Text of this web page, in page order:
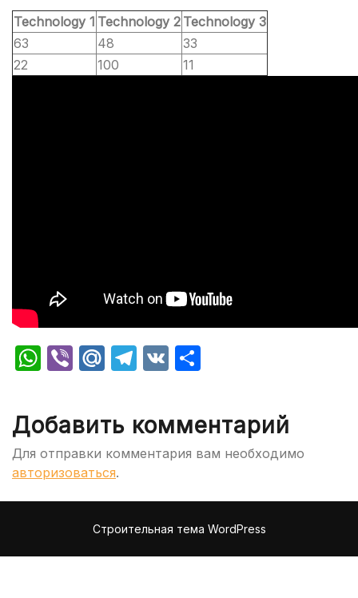
Technology 1 Technology 2 Technology 3
63
48
33
22
100 11
WhatsApp
ViberMail.Ru
Telegram
VK
Добавить комментарий
Для отправки комментария вам необходимо
авторизоваться.
Строительная тема WordPress